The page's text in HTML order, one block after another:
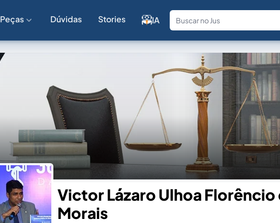
Peças Dúvidas Stories IA
Fale com a IA
Victor Lázaro Ulhoa Florêncio
Morais